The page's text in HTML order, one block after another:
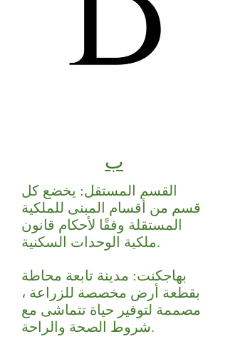
ب
القسم المستقل: يخضع كل
قسم من أقسام المبنى للملكية
المستقلة وفقًا لأحكام قانون
ملكية الوحدات السكنية.
بهاجكنت: مدينة تابعة محاطة
بقطعة أرض مخصصة للزراعة ،
مصممة لتوفير حياة تتماشى مع
شروط الصحة والراحة.